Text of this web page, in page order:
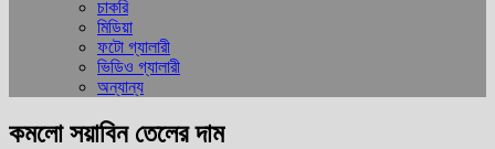
চাকরি
মিডিয়া
ফটো গ্যালারী
ভিডিও গ্যালারী
অন্যান্য
কমলো সয়াবিন তেলের দাম